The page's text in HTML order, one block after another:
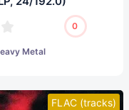
0
Metal
FLAC (tracks)